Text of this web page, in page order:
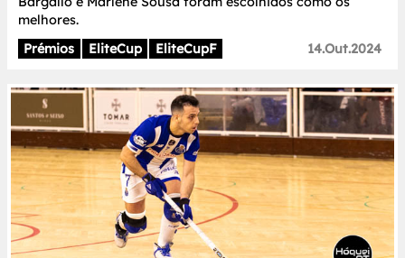
melhores.
Prémios
EliteCup EliteCupF 14.Out.2024